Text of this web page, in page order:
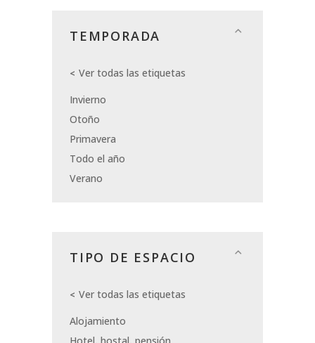
TEMPORADA
Ver todas las etiquetas
Invierno
Otoño
Primavera
Todo el año
Verano
TIPO DE ESPACIO
Ver todas las etiquetas
Alojamiento